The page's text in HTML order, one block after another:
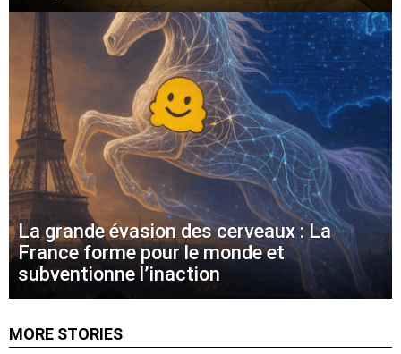
La grande évasion des cerveaux : La
France forme pour le monde et
subventionne l’inaction
MORE STORIES